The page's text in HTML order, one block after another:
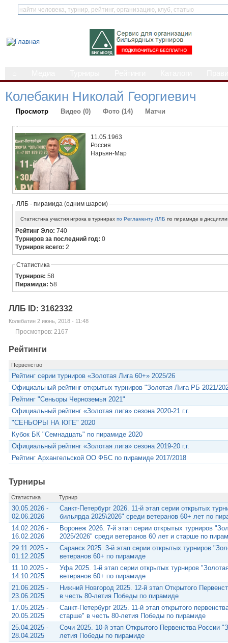
Колебакин Николай Георгиевич
Просмотр Видео (0) Фото (14) Матчи
-
11.05.1963
Россия
Нарьян-Мар
ЛЛБ - пирамида (одним шаром)
Статистика участия игрока в турнирахпо Регламенту ЛЛБ по пирамиде в
Рейтинг Эло:740
Турниров за последний год:0
Турниров всего:2
Статистика
Турниров:58
Пирамида:58
ЛЛБ ID: 3162332
Колебатин 2 июнь, 2018 - 11:48
Просмотров: 2167
Рейтинги
Первенство
Рейтинг серии турниров «Золотая Лига 60+» 2025/26
Официальный рейтинг открытых турниров "Золотая Лига РБ 2021/
Рейтинг "Сеньоры Черноземья 2021"
Официальный рейтинг «Золотая лига» сезона 2020-21 г.г.
"СЕНЬОРЫ НА ЮГЕ" 2020
Кубок БК "Семнадцать" по пирамиде 2020
Официальный рейтинг «Золотая лига» сезона 2019-20 г.г.
Рейтинг Архангельской ОО ФБС по пирамиде 2017/2018
Турниры
Статистика Турнир
30.05.2026 -
02.06.2026
Санкт-Петербург 2026. 11-й этап серии открытых
бильярда 2025\2026" среди ветеранов 60+ лет по
14.02.2026 -
16.02.2026
Воронеж 2026. 7-й этап серии открытых турниров
2025/2026" среди ветеранов 60 лет и старше по
29.11.2025 -
01.12.2025
Саранск 2025. 3-й этап серии открытых турниров
ветеранов 60+ по пирамиде
11.10.2025 -
14.10.2025
Уфа 2025. 1-й этап серии открытых турниров
ветеранов 60+ по пирамиде
21.06.2025 -
23.06.2025
Нижний Новгород 2025. 12-й этап Открытого
в честь 80-летия Победы по пирамиде
17.05.2025 -
20.05.2025
Санкт-Петербург 2025. 11-й этап открытого
старше" в честь 80-летия Победы по пирамиде
25.04.2025 -
28.04.2025
Сочи 2025. 10-й этап Открытого Первенства России
летия Победы по пирамиде